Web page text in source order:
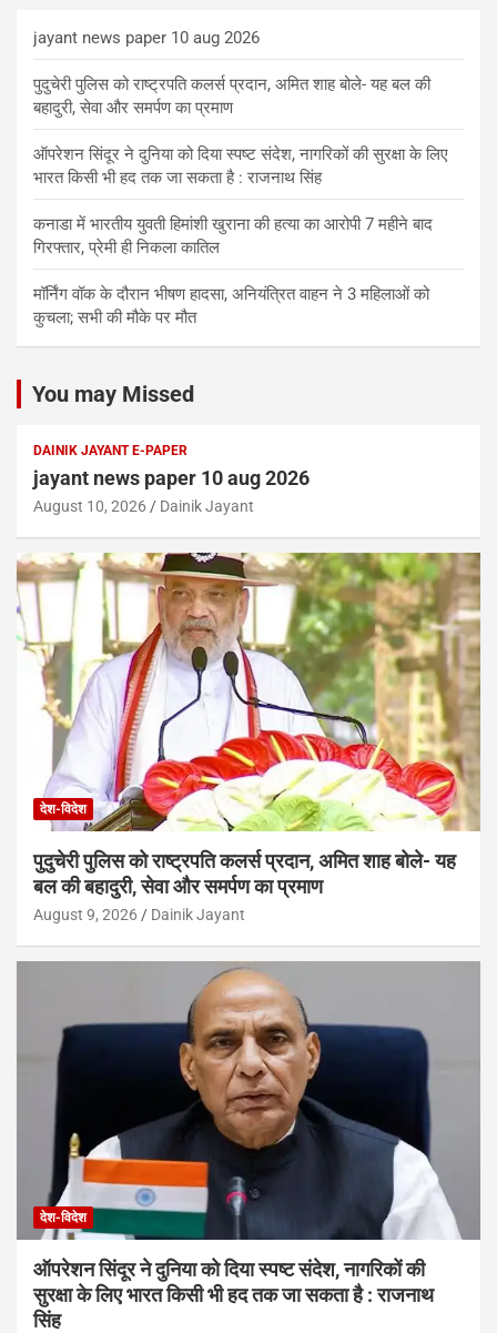
jayant news paper 10 aug 2026
पुदुचेरी पुलिस को राष्ट्रपति कलर्स प्रदान, अमित शाह बोले- यह बल की
बहादुरी, सेवा और समर्पण का प्रमाण
ऑपरेशन सिंदूर ने दुनिया को दिया स्पष्ट संदेश, नागरिकों की सुरक्षा के लिए
भारत किसी भी हद तक जा सकता है : राजनाथ सिंह
कनाडा में भारतीय युवती हिमांशी खुराना की हत्या का आरोपी 7 महीने बाद
गिरफ्तार, प्रेमी ही निकला कातिल
मॉर्निंग वॉक के दौरान भीषण हादसा, अनियंत्रित वाहन ने 3 महिलाओं को
कुचला; सभी की मौके पर मौत
You may Missed
DAINIK JAYANT E-PAPER
jayant news paper 10 aug 2026
August 10, 2026 Dainik Jayant
देश-विदेश
पुदुचेरी पुलिस को राष्ट्रपति कलर्स प्रदान, अमित शाह बोले- यह
बल की बहादुरी, सेवा और समर्पण का प्रमाण
August 9, 2026 Dainik Jayant
देश-विदेश
ऑपरेशन सिंदूर ने दुनिया को दिया स्पष्ट संदेश, नागरिकों की
सुरक्षा के लिए भारत किसी भी हद तक जा सकता है : राजनाथ
सिंह